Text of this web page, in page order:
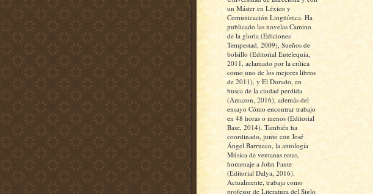
un Máster en Léxico y
Comunicación Lingüística. Ha
publicado las novelas Camino
de la gloria (Ediciones
Tempestad, 2009), Sueños de
bolsillo (Editorial Eutelequia,
2011, aclamado por la crítica
como uno de los mejores libros
de 2011), y El Dorado, en
busca de la ciudad perdida
(Amazon, 2016), además del
ensayo Cómo encontrar trabajo
en 48 horas o menos (Editorial
Base, 2014). También ha
coordinado, junto con José
Ángel Barrueco, la antología
Música de ventanas rotas,
homenaje a John Fante
(Editorial Dalya, 2016).
Actualmente, trabaja como
profesor de Literatura del Siglo